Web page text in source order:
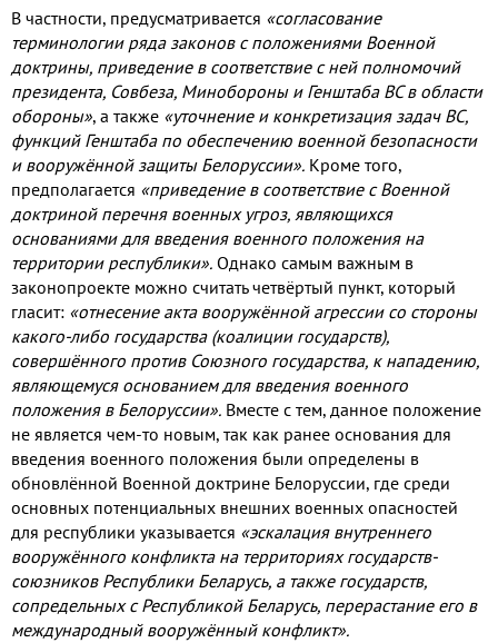
В частности, предусматривается «согласование
терминологии ряда законов с положениями Военной
доктрины, приведение в соответствие с ней полномочий
президента, Совбеза, Минобороны и Генштаба ВС в области
обороны», а также «уточнение и конкретизация задач ВС,
функций Генштаба по обеспечению военной безопасности
и вооружённой защиты Белоруссии». Кроме того,
предполагается «приведение в соответствие с Военной
доктриной перечня военных угроз, являющихся
основаниями для введения военного положения на
территории республики». Однако самым важным в
законопроекте можно считать четвёртый пункт, который
гласит: «отнесение акта вооружённой агрессии со стороны
какого-либо государства (коалиции государств),
совершённого против Союзного государства, к нападению,
являющемуся основанием для введения военного
положения в Белоруссии». Вместе с тем, данное положение
не является чем-то новым, так как ранее основания для
введения военного положения были определены в
обновлённой Военной доктрине Белоруссии, где среди
основных потенциальных внешних военных опасностей
для республики указывается «эскалация внутреннего
вооружённого конфликта на территориях государств-
союзников Республики Беларусь, а также государств,
сопредельных с Республикой Беларусь, перерастание его в
международный вооружённый конфликт».